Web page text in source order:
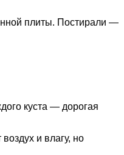
плиты. Постирали —
куста — дорогая
и влагу, но